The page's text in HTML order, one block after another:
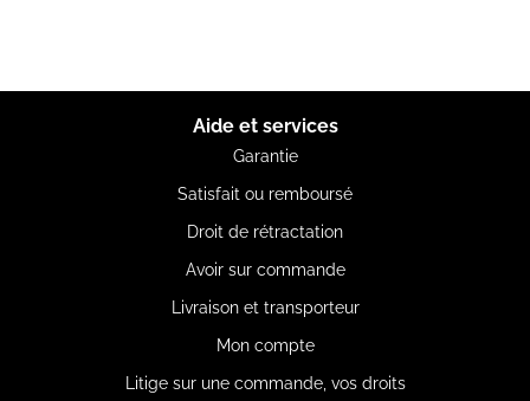
Aide et services
Garantie
Satisfait ou remboursé
Droit de rétractation
Avoir sur commande
Livraison et transporteur
Mon compte
Litige sur une commande, vos droits